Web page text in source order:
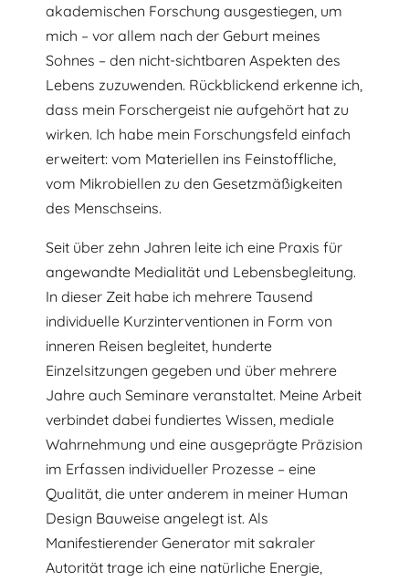
akademischen Forschung ausgestiegen, um
mich – vor allem nach der Geburt meines
Sohnes – den nicht-sichtbaren Aspekten des
Lebens zuzuwenden. Rückblickend erkenne ich,
dass mein Forschergeist nie aufgehört hat zu
wirken. Ich habe mein Forschungsfeld einfach
erweitert: vom Materiellen ins Feinstoffliche,
vom Mikrobiellen zu den Gesetzmäßigkeiten
des Menschseins.
Seit über zehn Jahren leite ich eine Praxis für
angewandte Medialität und Lebensbegleitung.
In dieser Zeit habe ich mehrere Tausend
individuelle Kurzinterventionen in Form von
inneren Reisen begleitet, hunderte
Einzelsitzungen gegeben und über mehrere
Jahre auch Seminare veranstaltet. Meine Arbeit
verbindet dabei fundiertes Wissen, mediale
Wahrnehmung und eine ausgeprägte Präzision
im Erfassen individueller Prozesse – eine
Qualität, die unter anderem in meiner Human
Design Bauweise angelegt ist. Als
Manifestierender Generator mit sakraler
Autorität trage ich eine natürliche Energie,